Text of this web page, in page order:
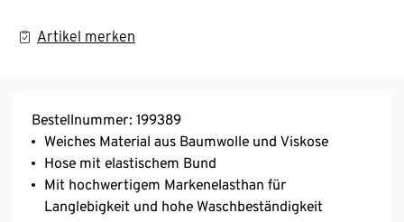
Artikel merken
Bestellnummer: 199389
Weiches Material aus Baumwolle und Viskose
Hose mit elastischem Bund
Mit hochwertigem Markenelasthan für
Langlebigkeit und hohe Waschbeständigkeit